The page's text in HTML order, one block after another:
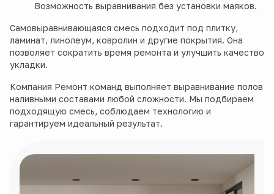
Возможность выравнивания без установки маяков.
Самовыравнивающаяся смесь подходит под плитку,
ламинат, линолеум, ковролин и другие покрытия. Она
позволяет сократить время ремонта и улучшить качество
укладки.
Компания Ремонт команд выполняет выравнивание полов
наливными составами любой сложности. Мы подбираем
подходящую смесь, соблюдаем технологию и
гарантируем идеальный результат.